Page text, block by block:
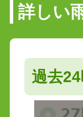
詳しい
過去